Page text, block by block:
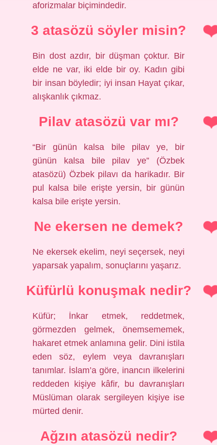
aforizmalar biçimindedir.
3 atasözü söyler misin?
Bin dost azdır, bir düşman çoktur. Bir
elde ne var, iki elde bir oy. Kadın gibi
bir insan böyledir; iyi insan Hayat çıkar,
alışkanlık çıkmaz.
Pilav atasözü var mı?
“Bir günün kalsa bile pilav ye, bir
günün kalsa bile pilav ye” (Özbek
atasözü) Özbek pilavı da harikadır. Bir
pul kalsa bile erişte yersin, bir günün
kalsa bile erişte yersin.
Ne ekersen ne demek?
Ne ekersek ekelim, neyi seçersek, neyi
yaparsak yapalım, sonuçlarını yaşarız.
Küfürlü konuşmak nedir?
Küfür; İnkar etmek, reddetmek,
görmezden gelmek, önemsememek,
hakaret etmek anlamına gelir. Dini istila
eden söz, eylem veya davranışları
tanımlar. İslam’a göre, inancın ilkelerini
reddeden kişiye kâfir, bu davranışları
Müslüman olarak sergileyen kişiye ise
mürted denir.
Ağzın atasözü nedir?